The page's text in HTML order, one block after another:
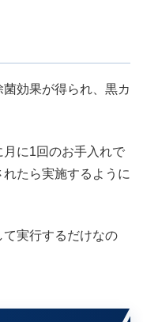
効果が得られ、黒カ
に1回のお手入れで
たら実施するように
実行するだけなの